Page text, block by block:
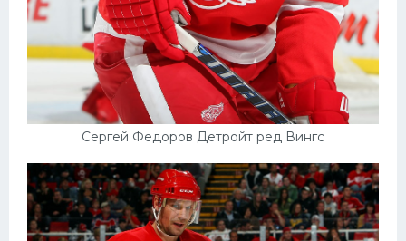
Сергей Федоров Детройт ред Вингс